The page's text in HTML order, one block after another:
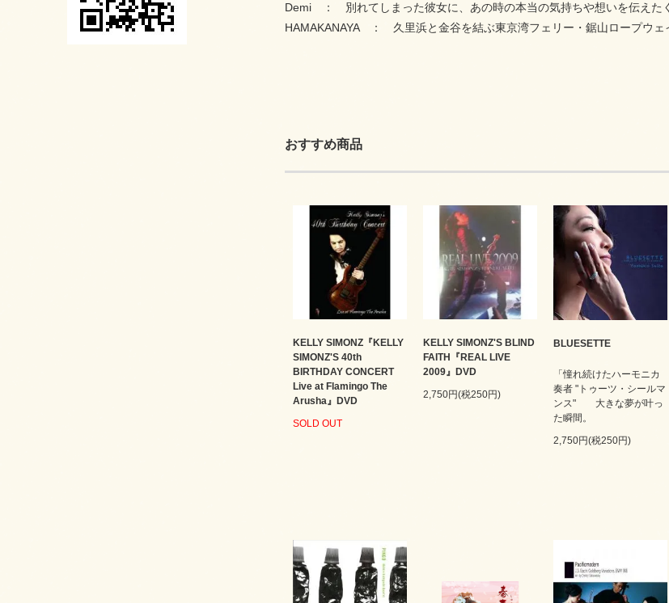
Demi ： 別れてしまった彼女に、あの時の
HAMAKANAYA ： 久里浜と金谷を結ぶ東京湾フェリー・鋸山ロープウェ
おすすめ商品
KELLY SIMONZ『KELLY
SIMONZ'S 40th
BIRTHDAY CONCERT
Live at Flamingo The
Arusha』DVD
SOLD OUT
KELLY SIMONZ'S BLIND
FAITH『REAL LIVE
2009』DVD
2,750円(税250円)
BLUESETTE
「憧れ続けたハーモニカ
奏者 "トゥーツ・シールマ
ンス" 大きな夢が叶っ
た瞬間。
2,750円(税250円)